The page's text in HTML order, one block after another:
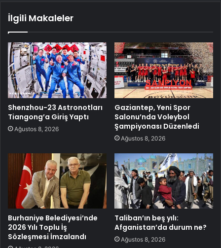
İlgili Makaleler
Shenzhou-23 Astronotları
Tiangong’a Giriş Yaptı
Ağustos 8, 2026
Gaziantep, Yeni Spor
Salonu’nda Voleybol
Şampiyonası Düzenledi
Ağustos 8, 2026
Burhaniye Belediyesi’nde
2026 Yılı Toplu İş
Sözleşmesi İmzalandı
Taliban’ın beş yılı:
Afganistan’da durum ne?
Ağustos 8, 2026